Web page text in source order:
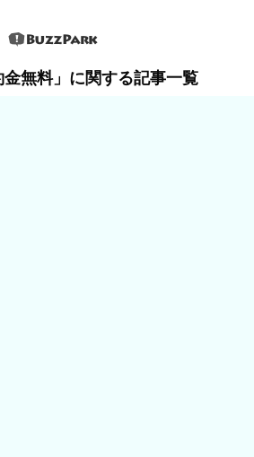
金無料」に関する記事一覧